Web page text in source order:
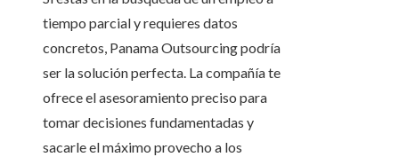
tiempo parcial y requieres datos
concretos, Panama Outsourcing podría
ser la solución perfecta. La compañía te
ofrece el asesoramiento preciso para
tomar decisiones fundamentadas y
sacarle el máximo provecho a los